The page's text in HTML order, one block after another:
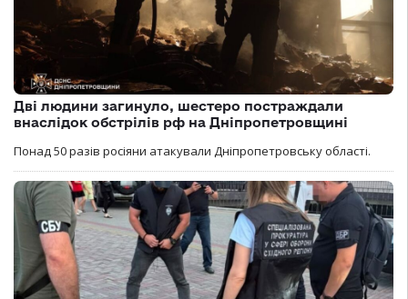
Дві людини загинуло, шестеро постраждали
внаслідок обстрілів рф на Дніпропетровщині
Понад 50 разів росіяни атакували Дніпропетровську області.